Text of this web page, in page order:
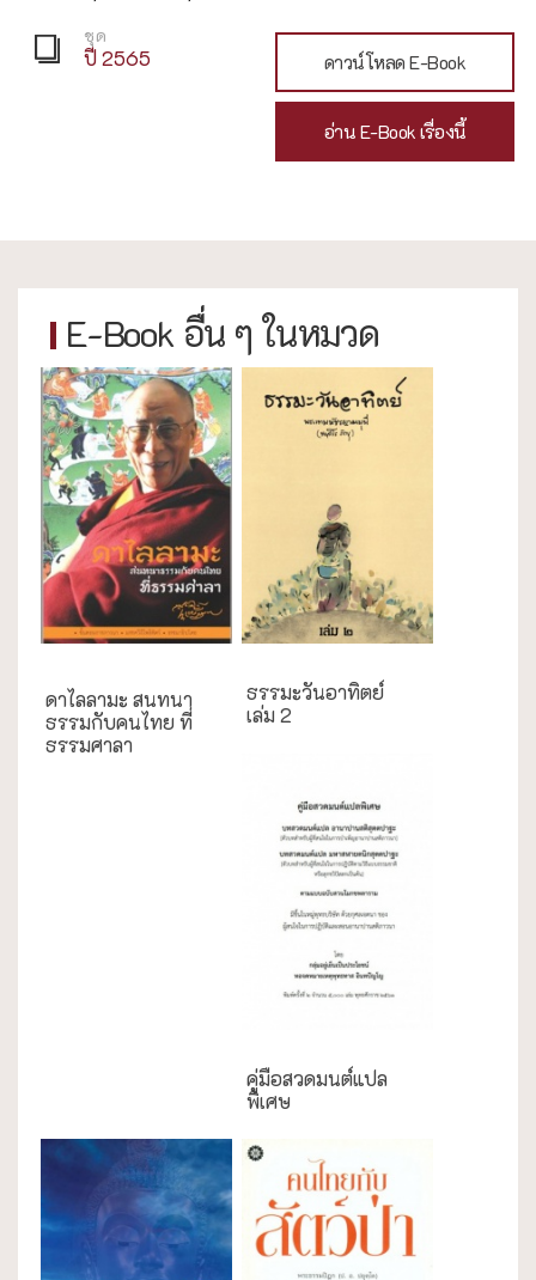
ชุด
ปี 2565 ดาวน์โหลด E-Book
อ่าน E-Book เรื่องนี้
E-Book อื่น ๆ ในหมวด
ดาไลลามะ สนทนา
ธรรมกับคนไทย ที่
ธรรมศาลา
ธรรมะวันอาทิตย์
เล่ม 2
คู่มือสวดมนต์แปล
พิเศษ